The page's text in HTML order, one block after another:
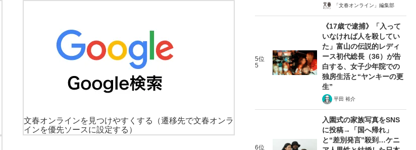
文春オンラインを見つけやすくする
（遷移先で文春オンラ
インを優先ソースに設定する）
「文春オンライン」編集部
5位
5
《17歳で逮捕》「入って
いなければ人を殺してい
た」富山の伝説的レディ
ース初代総長（36）が告
白する、女子少年院での
独房生活と“ヤンキーの更
生”
平田 裕介
6位
入園式の家族写真をSNS
に投稿→「国へ帰れ」
と“差別発言”殺到…ケニ